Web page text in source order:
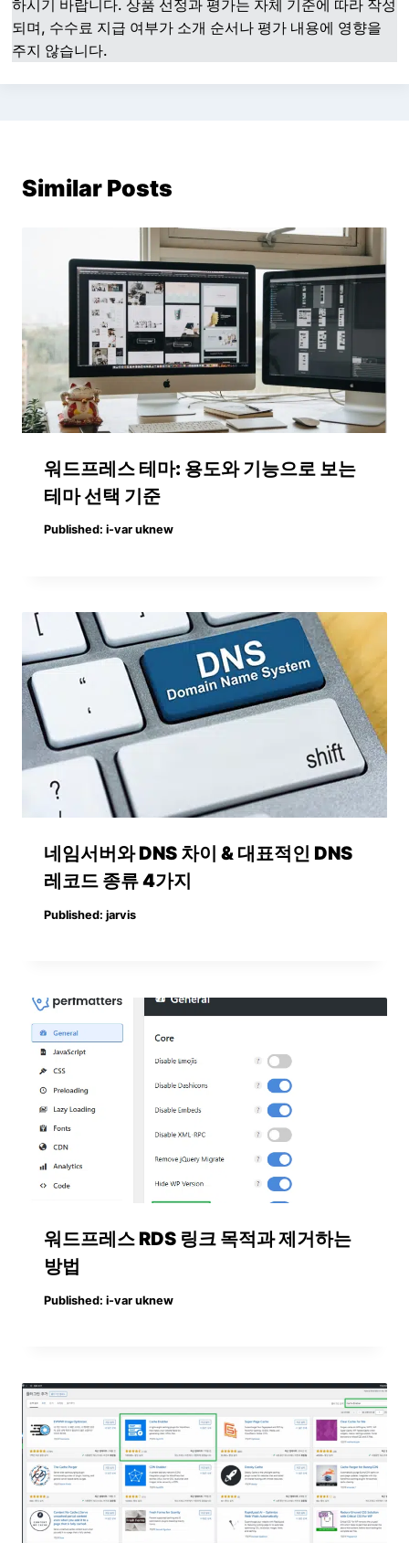
하시기 바랍니다. 상품 선정과 평가는 자체 기준에 따라 작성
되며, 수수료 지급 여부가 소개 순서나 평가 내용에 영향을
주지 않습니다.
Similar Posts
워드프레스 테마: 용도와 기능으로 보는
테마 선택 기준
Published: i-var uknew
네임서버와 DNS 차이 & 대표적인 DNS
레코드 종류 4가지
Published: jarvis
워드프레스 RDS 링크 목적과 제거하는
방법
Published: i-var uknew